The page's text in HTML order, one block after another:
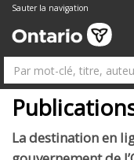
Sauter la navigation
La destination en